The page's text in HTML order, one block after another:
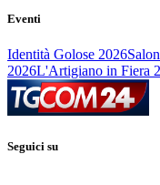
Eventi
Identità Golose 2026
2026L'Artigiano in Fiera
Seguici su